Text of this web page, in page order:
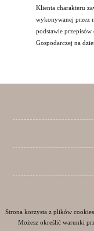
Strona korzysta z plików
Możesz określić warunki
Klienta charakteru
wykonywanej przez
podstawie
Gospodarczej na